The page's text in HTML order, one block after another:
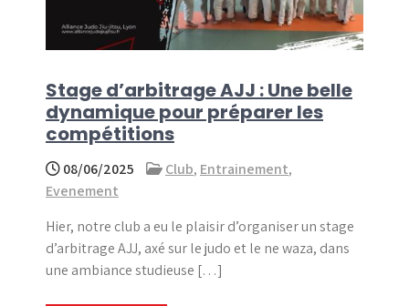
Stage d’arbitrage AJJ : Une belle
dynamique pour préparer les
compétitions
08/06/2025 Club, Entrainement,
Evenement
Hier, notre club a eu le plaisir d’organiser un stage
d’arbitrage AJJ, axé sur le judo et le ne waza, dans
une ambiance studieuse […]